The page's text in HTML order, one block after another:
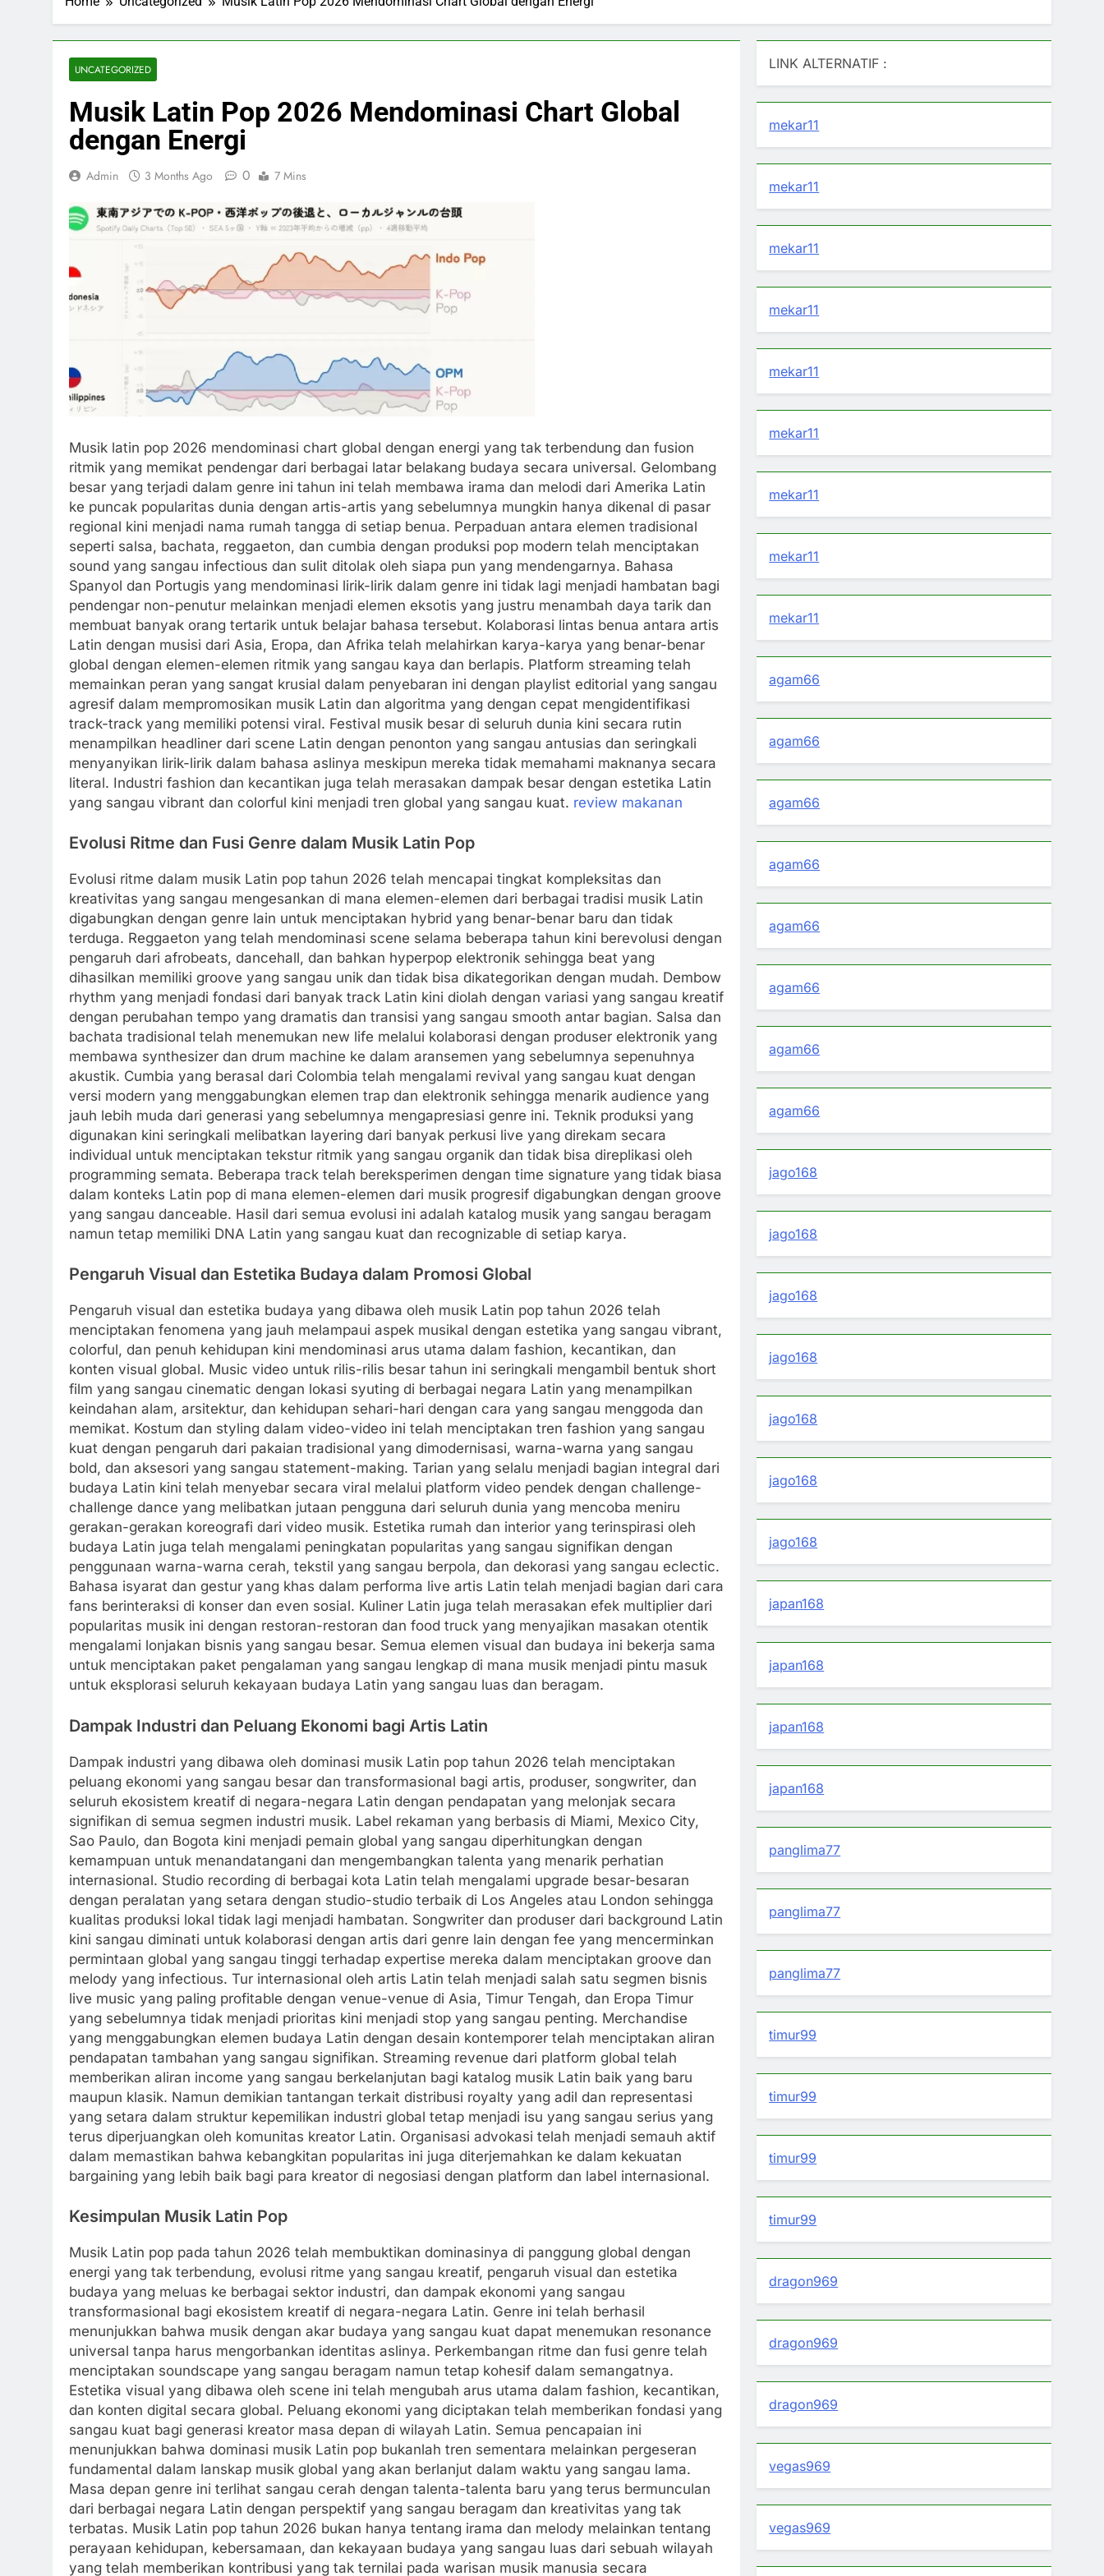
UNCATEGORIZED
Musik Latin Pop 2026 Mendominasi Chart Global
dengan Energi
Admin 3 Months Ago 0 7 Mins
Musik latin pop 2026 mendominasi chart global dengan energi yang tak terbendung dan fusion
ritmik yang memikat pendengar dari berbagai latar belakang budaya secara universal. Gelombang
besar yang terjadi dalam genre ini tahun ini telah membawa irama dan melodi dari Amerika Latin
ke puncak popularitas dunia dengan artis-artis yang sebelumnya mungkin hanya dikenal di pasar
regional kini menjadi nama rumah tangga di setiap benua. Perpaduan antara elemen tradisional
seperti salsa, bachata, reggaeton, dan cumbia dengan produksi pop modern telah menciptakan
sound yang sangau infectious dan sulit ditolak oleh siapa pun yang mendengarnya. Bahasa
Spanyol dan Portugis yang mendominasi lirik-lirik dalam genre ini tidak lagi menjadi hambatan bagi
pendengar non-penutur melainkan menjadi elemen eksotis yang justru menambah daya tarik dan
membuat banyak orang tertarik untuk belajar bahasa tersebut. Kolaborasi lintas benua antara artis
Latin dengan musisi dari Asia, Eropa, dan Afrika telah melahirkan karya-karya yang benar-benar
global dengan elemen-elemen ritmik yang sangau kaya dan berlapis. Platform streaming telah
memainkan peran yang sangat krusial dalam penyebaran ini dengan playlist editorial yang sangau
agresif dalam mempromosikan musik Latin dan algoritma yang dengan cepat mengidentifikasi
track-track yang memiliki potensi viral. Festival musik besar di seluruh dunia kini secara rutin
menampilkan headliner dari scene Latin dengan penonton yang sangau antusias dan seringkali
menyanyikan lirik-lirik dalam bahasa aslinya meskipun mereka tidak memahami maknanya secara
literal. Industri fashion dan kecantikan juga telah merasakan dampak besar dengan estetika Latin
yang sangau vibrant dan colorful kini menjadi tren global yang sangau kuat. review makanan
Evolusi Ritme dan Fusi Genre dalam Musik Latin Pop
Evolusi ritme dalam musik Latin pop tahun 2026 telah mencapai tingkat kompleksitas dan
kreativitas yang sangau mengesankan di mana elemen-elemen dari berbagai tradisi musik Latin
digabungkan dengan genre lain untuk menciptakan hybrid yang benar-benar baru dan tidak
terduga. Reggaeton yang telah mendominasi scene selama beberapa tahun kini berevolusi dengan
pengaruh dari afrobeats, dancehall, dan bahkan hyperpop elektronik sehingga beat yang
dihasilkan memiliki groove yang sangau unik dan tidak bisa dikategorikan dengan mudah. Dembow
rhythm yang menjadi fondasi dari banyak track Latin kini diolah dengan variasi yang sangau kreatif
dengan perubahan tempo yang dramatis dan transisi yang sangau smooth antar bagian. Salsa dan
bachata tradisional telah menemukan new life melalui kolaborasi dengan produser elektronik yang
membawa synthesizer dan drum machine ke dalam aransemen yang sebelumnya sepenuhnya
akustik. Cumbia yang berasal dari Colombia telah mengalami revival yang sangau kuat dengan
versi modern yang menggabungkan elemen trap dan elektronik sehingga menarik audience yang
jauh lebih muda dari generasi yang sebelumnya mengapresiasi genre ini. Teknik produksi yang
digunakan kini seringkali melibatkan layering dari banyak perkusi live yang direkam secara
individual untuk menciptakan tekstur ritmik yang sangau organik dan tidak bisa direplikasi oleh
programming semata. Beberapa track telah bereksperimen dengan time signature yang tidak biasa
dalam konteks Latin pop di mana elemen-elemen dari musik progresif digabungkan dengan groove
yang sangau danceable. Hasil dari semua evolusi ini adalah katalog musik yang sangau beragam
namun tetap memiliki DNA Latin yang sangau kuat dan recognizable di setiap karya.
Pengaruh Visual dan Estetika Budaya dalam Promosi Global
Pengaruh visual dan estetika budaya yang dibawa oleh musik Latin pop tahun 2026 telah
menciptakan fenomena yang jauh melampaui aspek musikal dengan estetika yang sangau vibrant,
colorful, dan penuh kehidupan kini mendominasi arus utama dalam fashion, kecantikan, dan
konten visual global. Music video untuk rilis-rilis besar tahun ini seringkali mengambil bentuk short
film yang sangau cinematic dengan lokasi syuting di berbagai negara Latin yang menampilkan
keindahan alam, arsitektur, dan kehidupan sehari-hari dengan cara yang sangau menggoda dan
memikat. Kostum dan styling dalam video-video ini telah menciptakan tren fashion yang sangau
kuat dengan pengaruh dari pakaian tradisional yang dimodernisasi, warna-warna yang sangau
bold, dan aksesori yang sangau statement-making. Tarian yang selalu menjadi bagian integral dari
budaya Latin kini telah menyebar secara viral melalui platform video pendek dengan challenge-
challenge dance yang melibatkan jutaan pengguna dari seluruh dunia yang mencoba meniru
gerakan-gerakan koreografi dari video musik. Estetika rumah dan interior yang terinspirasi oleh
budaya Latin juga telah mengalami peningkatan popularitas yang sangau signifikan dengan
penggunaan warna-warna cerah, tekstil yang sangau berpola, dan dekorasi yang sangau eclectic.
Bahasa isyarat dan gestur yang khas dalam performa live artis Latin telah menjadi bagian dari cara
fans berinteraksi di konser dan even sosial. Kuliner Latin juga telah merasakan efek multiplier dari
popularitas musik ini dengan restoran-restoran dan food truck yang menyajikan masakan otentik
mengalami lonjakan bisnis yang sangau besar. Semua elemen visual dan budaya ini bekerja sama
untuk menciptakan paket pengalaman yang sangau lengkap di mana musik menjadi pintu masuk
untuk eksplorasi seluruh kekayaan budaya Latin yang sangau luas dan beragam.
Dampak Industri dan Peluang Ekonomi bagi Artis Latin
Dampak industri yang dibawa oleh dominasi musik Latin pop tahun 2026 telah menciptakan
peluang ekonomi yang sangau besar dan transformasional bagi artis, produser, songwriter, dan
seluruh ekosistem kreatif di negara-negara Latin dengan pendapatan yang melonjak secara
signifikan di semua segmen industri musik. Label rekaman yang berbasis di Miami, Mexico City,
Sao Paulo, dan Bogota kini menjadi pemain global yang sangau diperhitungkan dengan
kemampuan untuk menandatangani dan mengembangkan talenta yang menarik perhatian
internasional. Studio recording di berbagai kota Latin telah mengalami upgrade besar-besaran
dengan peralatan yang setara dengan studio-studio terbaik di Los Angeles atau London sehingga
kualitas produksi lokal tidak lagi menjadi hambatan. Songwriter dan produser dari background Latin
kini sangau diminati untuk kolaborasi dengan artis dari genre lain dengan fee yang mencerminkan
permintaan global yang sangau tinggi terhadap expertise mereka dalam menciptakan groove dan
melody yang infectious. Tur internasional oleh artis Latin telah menjadi salah satu segmen bisnis
live music yang paling profitable dengan venue-venue di Asia, Timur Tengah, dan Eropa Timur
yang sebelumnya tidak menjadi prioritas kini menjadi stop yang sangau penting. Merchandise
yang menggabungkan elemen budaya Latin dengan desain kontemporer telah menciptakan aliran
pendapatan tambahan yang sangau signifikan. Streaming revenue dari platform global telah
memberikan aliran income yang sangau berkelanjutan bagi katalog musik Latin baik yang baru
maupun klasik. Namun demikian tantangan terkait distribusi royalty yang adil dan representasi
yang setara dalam struktur kepemilikan industri global tetap menjadi isu yang sangau serius yang
terus diperjuangkan oleh komunitas kreator Latin. Organisasi advokasi telah menjadi semauh aktif
dalam memastikan bahwa kebangkitan popularitas ini juga diterjemahkan ke dalam kekuatan
bargaining yang lebih baik bagi para kreator di negosiasi dengan platform dan label internasional.
Kesimpulan Musik Latin Pop
Musik Latin pop pada tahun 2026 telah membuktikan dominasinya di panggung global dengan
energi yang tak terbendung, evolusi ritme yang sangau kreatif, pengaruh visual dan estetika
budaya yang meluas ke berbagai sektor industri, dan dampak ekonomi yang sangau
transformasional bagi ekosistem kreatif di negara-negara Latin. Genre ini telah berhasil
menunjukkan bahwa musik dengan akar budaya yang sangau kuat dapat menemukan resonance
universal tanpa harus mengorbankan identitas aslinya. Perkembangan ritme dan fusi genre telah
menciptakan soundscape yang sangau beragam namun tetap kohesif dalam semangatnya.
Estetika visual yang dibawa oleh scene ini telah mengubah arus utama dalam fashion, kecantikan,
dan konten digital secara global. Peluang ekonomi yang diciptakan telah memberikan fondasi yang
sangau kuat bagi generasi kreator masa depan di wilayah Latin. Semua pencapaian ini
menunjukkan bahwa dominasi musik Latin pop bukanlah tren sementara melainkan pergeseran
fundamental dalam lanskap musik global yang akan berlanjut dalam waktu yang sangau lama.
Masa depan genre ini terlihat sangau cerah dengan talenta-talenta baru yang terus bermunculan
dari berbagai negara Latin dengan perspektif yang sangau beragam dan kreativitas yang tak
terbatas. Musik Latin pop tahun 2026 bukan hanya tentang irama dan melody melainkan tentang
perayaan kehidupan, kebersamaan, dan kekayaan budaya yang sangau luas dari sebuah wilayah
yang telah memberikan kontribusi yang tak ternilai pada warisan musik manusia secara
LINK ALTERNATIF :
mekar11
mekar11
mekar11
mekar11
mekar11
mekar11
mekar11
mekar11
mekar11
agam66
agam66
agam66
agam66
agam66
agam66
agam66
agam66
jago168
jago168
jago168
jago168
jago168
jago168
jago168
japan168
japan168
japan168
japan168
panglima77
panglima77
panglima77
timur99
timur99
timur99
timur99
dragon969
dragon969
dragon969
vegas969
vegas969